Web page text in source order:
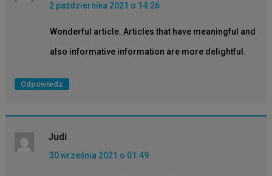
2 października 2021 o 14:26
Wonderful article. Articles that have meaningful and
also informative information are more delightful.
Odpowiedz
Judi
30 września 2021 o 01:49